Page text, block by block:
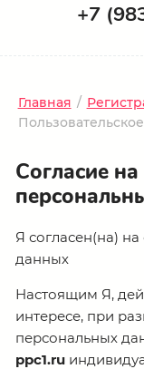
+7
Главная /
Согласие
Я согласен(на)
данных
Настоящим Я,
интересе, при
персональных
ppc1.ru